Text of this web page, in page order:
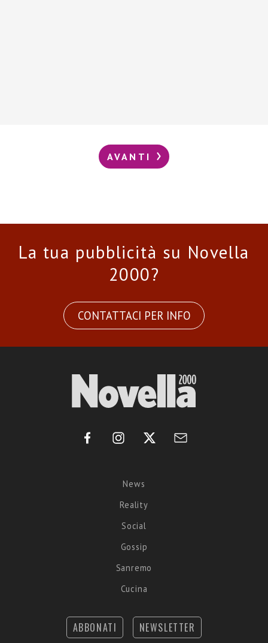
AVANTI
La tua pubblicità su Novella
2000?
CONTATTACI PER INFO
News
Reality
Social
Gossip
Sanremo
Cucina
ABBONATI NEWSLETTER